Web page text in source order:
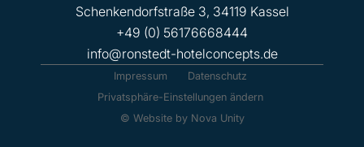
Schenkendorfstraße 3, 34119 Kassel
+49 (0) 56176668444
info@ronstedt-hotelconcepts.de
Impressum
Datenschutz
Privatsphäre-Einstellungen ändern
© Website by Nova Unity